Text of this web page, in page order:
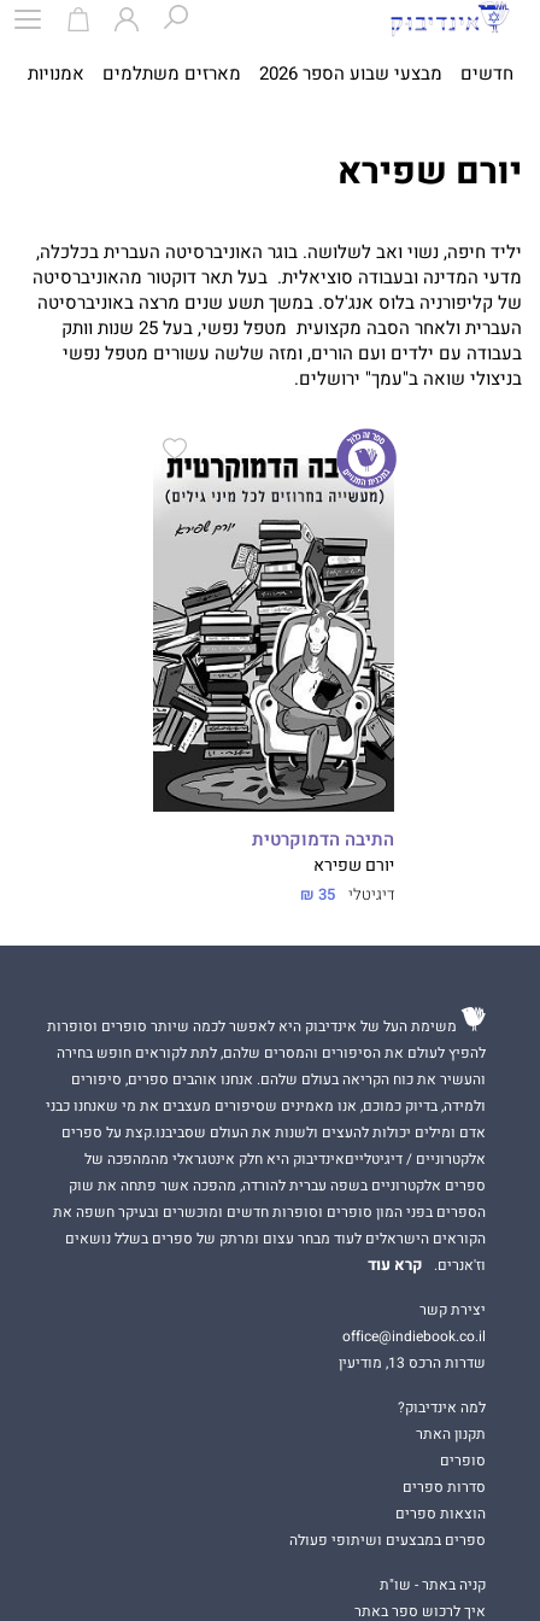
חדשים מבצעי שבוע הספר 2026 מארזים משתלמים אמנויות
יורם שפירא
יליד חיפה, נשוי ואב לשלושה. בוגר האוניברסיטה העברית בכלכלה,
מדעי המדינה ובעבודה סוציאלית. בעל תאר דוקטור מהאוניברסיטה
של קליפורניה בלוס אנג'לס. במשך תשע שנים מרצה באוניברסיטה
העברית ולאחר הסבה מקצועית מטפל נפשי, בעל 25 שנות וותק
בעבודה עם ילדים ועם הורים, ומזה שלשה עשורים מטפל נפשי
בניצולי שואה ב"עמך" ירושלים.
התיבה הדמוקרטית
יורם שפירא
דיגיטלי 35 ₪
משימת העל של אינדיבוק היא לאפשר לכמה שיותר סופרים וסופרות
להפיץ לעולם את הסיפורים והמסרים שלהם, לתת לקוראים חופש בחירה
והעשיר את כוח הקריאה בעולם שלהם. אנחנו אוהבים ספרים, סיפורים
ולמידה, בדיוק כמוכם, אנו מאמינים שסיפורים מעצבים את מי שאנחנו כבני
אדם ומילים יכולות להעצים ולשנות את העולם שסביבנו.קצת על ספרים
אלקטרוניים / דיגיטלייםאינדיבוק היא חלק אינטגראלי מהמהפכה של
ספרים אלקטרוניים בשפה עברית להורדה, מהפכה אשר פתחה את שוק
הספרים בפני המון סופרים וסופרות חדשים ומוכשרים ובעיקר חשפה את
הקוראים הישראלים לעוד מבחר עצום ומרתק של ספרים בשלל נושאים
וז'אנרים.
קרא עוד
יצירת קשר
office@indiebook.co.il
שדרות הרכס 13, מודיעין
למה אינדיבוק?
תקנון האתר
סופרים
סדרות ספרים
הוצאות ספרים
ספרים במבצעים ושיתופי פעולה
קניה באתר - שו"ת
איך לרכוש ספר באתר